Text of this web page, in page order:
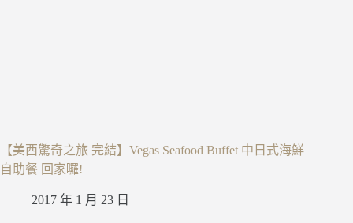
【美西驚奇之旅 完結】Vegas Seafood Buffet 中日式海鮮
自助餐 回家囉!
2017 年 1 月 23 日